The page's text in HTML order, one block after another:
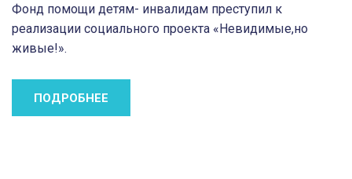
Фонд помощи детям- инвалидам преступил к
реализации социального проекта «Невидимые,но
живые!».
ПОДРОБНЕЕ